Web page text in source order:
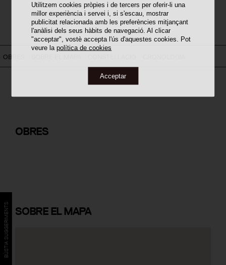
Utilitzem cookies pròpies i de tercers per oferir-li una
millor experiència i servei i, si s'escau, mostrar
publicitat relacionada amb les preferències mitjançant
l'anàlisi dels seus hàbits de navegació. Al clicar
"acceptar", vostè accepta l'ús d'aquestes cookies. Pot
veure lapolítica de cookies
Acceptar
OBRES
OBRES
Pere de Corbera d'Ebre
SOBREEL MAPA
BÚSTIA SUGGERIMENTS